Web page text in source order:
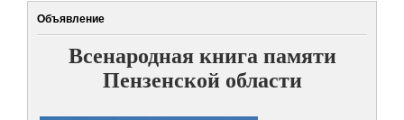
Объявление
Всенародная книга памяти
Пензенской области